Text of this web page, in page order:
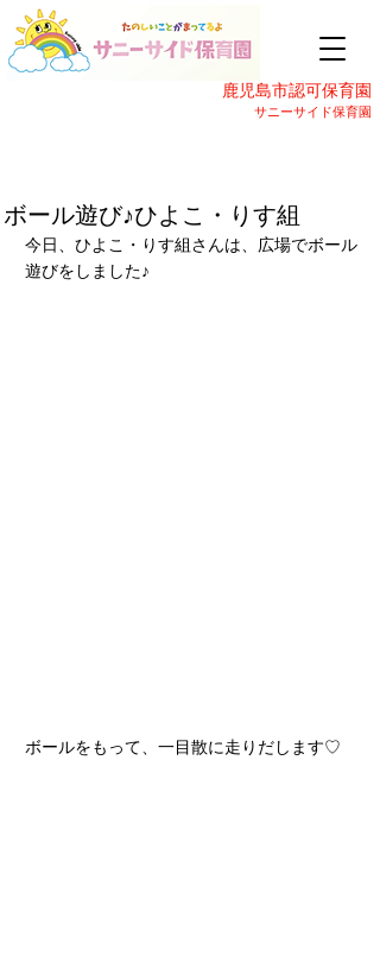
鹿児島市認可保育園
サニーサイド保育園
ボール遊び♪ひよこ・りす組
今日、ひよこ・りす組さんは、広場でボール
遊びをしました♪
ボールをもって、一目散に走りだします♡